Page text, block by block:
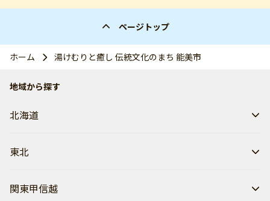
ページトップ
ホーム 湯けむりと癒し 伝統文化のまち 能美市
地域から探す
北海道
東北
関東甲信越